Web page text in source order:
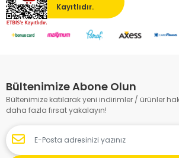
Kayıtlıdır.
Bültenimize Abone Olun
Bültenimize katılarak yeni indirimler / ürünler
daha fazla fırsat yakalayın!